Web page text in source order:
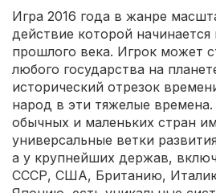
Игра 2016 года в жанре
действие которой начинается
прошлого века. Игрок может
любого государства на
исторический отрезок
народ в эти тяжелые
обычных и маленьких стран
универсальные ветки
а у крупнейших держав,
СССР, США, Британию,